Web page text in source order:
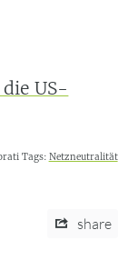
US-
Tags: Netzneutralität
share